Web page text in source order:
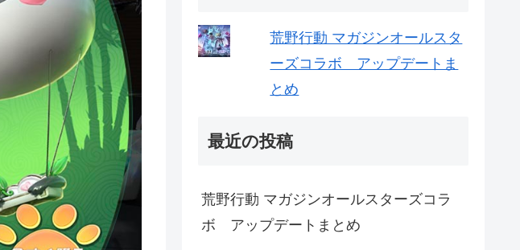
荒野行動 マガジンオールスタ
ーズコラボ アップデートま
とめ
最近の投稿
荒野行動 マガジンオールスターズコラ
ボ アップデートまとめ